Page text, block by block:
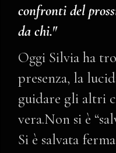
confronti del
da chi."
Oggi Silvia ha
presenza, la
guidare gli altri
vera.Non si è
Si è salvata